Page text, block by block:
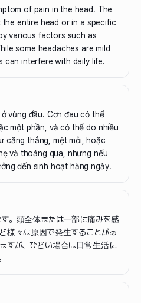
of pain in the head. The
entire head or in a specific
various factors such as
some headaches are mild
can interfere with daily life.
vùng đầu. Cơn đau có thể
một phần, và có thể do nhiều
căng thẳng, mệt mỏi, hoặc
và thoáng qua, nhưng nếu
đến sinh hoạt hàng ngày.
。頭全体または一部に痛みを感
様々な原因で発生することがあ
すが、ひどい場合は日常生活に